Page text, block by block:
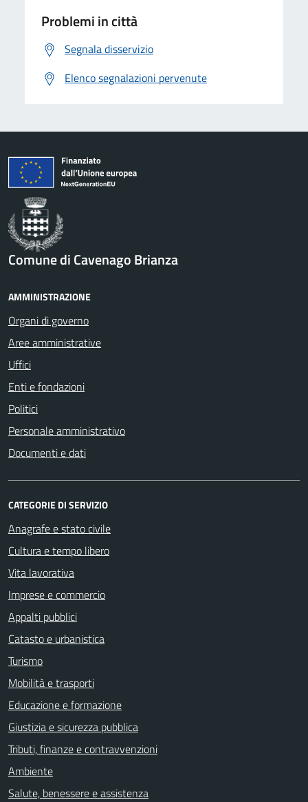
Problemi in città
Segnala disservizio
Elenco segnalazioni pervenute
Comune di Cavenago Brianza
AMMINISTRAZIONE
Organi di governo
Aree amministrative
Uffici
Enti e fondazioni
Politici
Personale amministrativo
Documenti e dati
CATEGORIE DI SERVIZIO
Anagrafe e stato civile
Cultura e tempo libero
Vita lavorativa
Imprese e commercio
Appalti pubblici
Catasto e urbanistica
Turismo
Mobilità e trasporti
Educazione e formazione
Giustizia e sicurezza pubblica
Tributi, finanze e contravvenzioni
Ambiente
Salute, benessere e assistenza